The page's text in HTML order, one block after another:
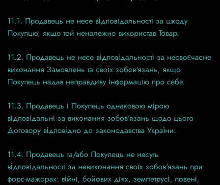
11.1. Продавець не несе відповідальності за шкоду
Покупцю, якщо той неналежно використав Товар.
11.2. Продавець не несе відповідальності за несвоєчасне
виконання Замовлень та своїх зобов'язань, якщо
Покупець надав неправдиву інформацію про себе.
11.3. Продавець і Покупець однаковою мірою
відповідальні за виконання зобов'язань щодо цього
Договору відповідно до законодавства України.
11.4. Продавець та/або Покупець не несуть
відповідальності за невиконання своїх зобов'язань при
форс-мажорах: війні, бойових діях, землетрусі, повені,